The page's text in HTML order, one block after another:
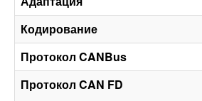
Кодирование
Протокол CANBus
Протокол CAN FD